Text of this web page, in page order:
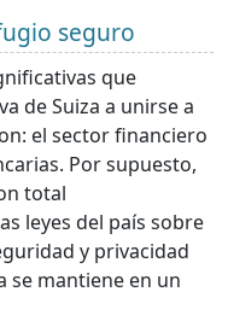
seguro
que
de Suiza a unirse a
el sector financiero
Por supuesto,
total
leyes del país sobre
y privacidad
se mantiene en un